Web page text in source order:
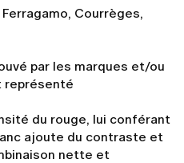
Ferragamo, Courrèges,
par les marques et/ou
représenté
du rouge, lui conférant
ajoute du contraste et
nette et